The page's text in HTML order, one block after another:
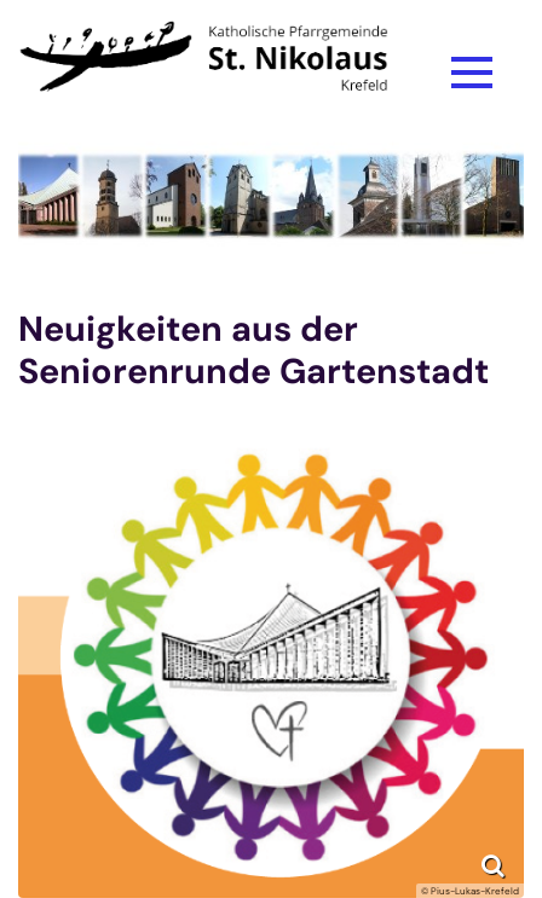
Zum Inhalt springen
Neuigkeiten aus der
Seniorenrunde Gartenstadt
© Pius-Lukas-Krefeld